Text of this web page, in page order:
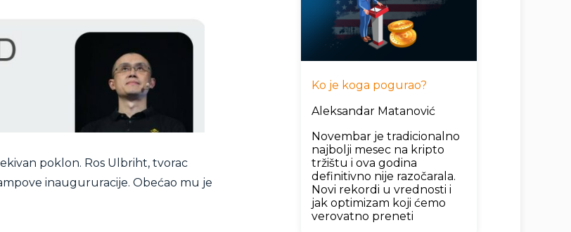
poklon. Ros Ulbriht, tvorac
inaugururacije. Obećao mu je
Ko je koga pogurao?
Aleksandar Matanović
Novembar je tradicionalno
najbolji mesec na kripto
tržištu i ova godina
definitivno nije razočarala.
Novi rekordi u vrednosti i
jak optimizam koji ćemo
verovatno preneti